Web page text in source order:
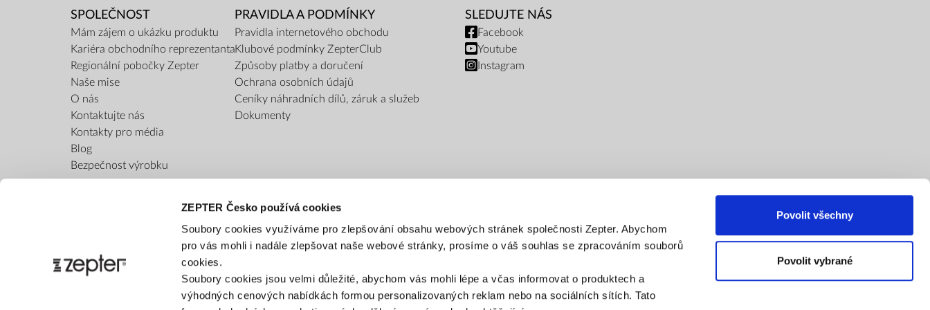
ZEPTER Česko používá cookies
Soubory cookies využíváme pro zlepšování obsahu webových stránek společnosti Zepter. Abychom
pro vás mohli i nadále zlepšovat naše webové stránky, prosíme o váš souhlas se zpracováním souborů
cookies.
Soubory cookies jsou velmi důležité, abychom vás mohli lépe a včas informovat o produktech a
výhodných cenových nabídkách formou personalizovaných reklam nebo na sociálních sítích. Tato
Povolit všechny
Povolit vybrané
SPOLEČNOST
Mám zájem o ukázku produktu
Kariéra obchodního reprezentanta
Regionální pobočky Zepter
Naše mise
O nás
Kontaktujte nás
Kontakty pro média
Blog
Bezpečnost výrobku
PRAVIDLA A PODMÍNKY
Pravidla internetového obchodu
Klubové podmínky ZepterClub
Způsoby platby a doručení
Ochrana osobních údajů
Ceníky náhradních dílů, záruk a služeb
Dokumenty
SLEDUJTE NÁS
Facebook
Youtube
Instagram
Platba bankovním převodem Platba na dobírku